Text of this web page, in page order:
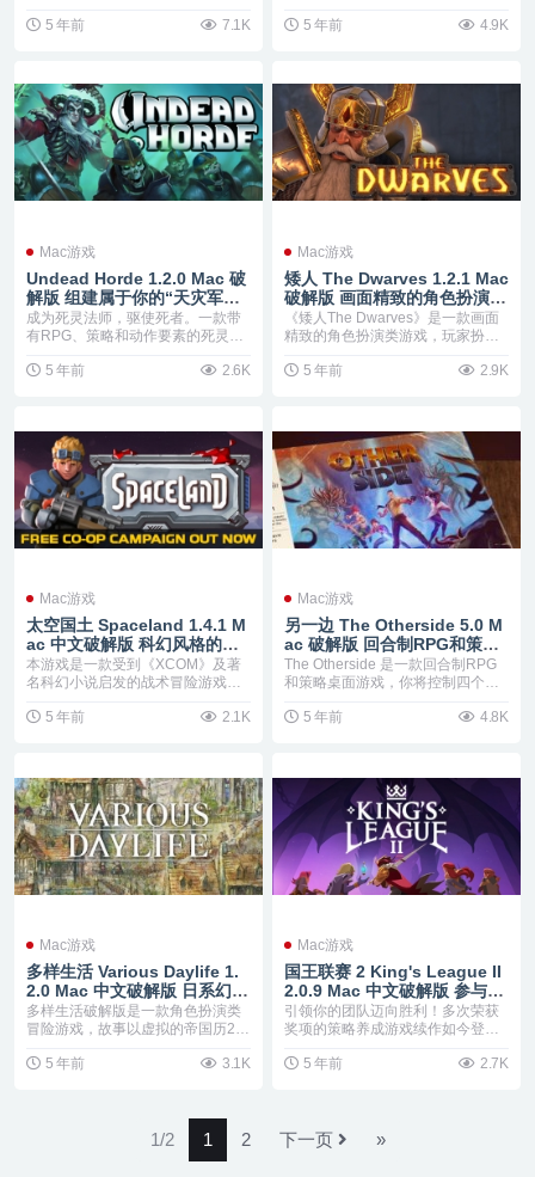
5 年前 7.1K
5 年前
4.9K
Mac游戏
Undead Horde 1.2.0 Mac 破
解版 组建属于你的“天灾军团”
吧
成为死灵法师，驱使死者。一款带
有RPG、策略和动作要素的死灵法
5 年前
2.6K
Mac游戏
矮人 The Dwarves 1.2.1 Mac
破解版 画面精致的角色扮演冒
险类游戏
《矮人The Dwarves》是一款画面
精致的角色扮演类游戏，玩家扮演
5 年前
2.9K
Mac游戏
太空国土 Spaceland 1.4.1 M
ac 中文破解版 科幻风格的回
合制策略战棋游戏
本游戏是一款受到《XCOM》及著
名科幻小说启发的战术冒险游戏。
5 年前
2.1K
Mac游戏
另一边 The Otherside 5.0 M
ac 破解版 回合制RPG和策略
桌面游戏
The Otherside 是一款回合制RPG
和策略桌面游戏，你将控制四个幸
5 年前
4.8K
Mac游戏
多样生活 Various Daylife 1.
2.0 Mac 中文破解版 日系幻想
角色扮演类冒险游戏
多样生活破解版是一款角色扮演类
冒险游戏，故事以虚拟的帝国历21
5 年前
3.1K
Mac游戏
国王联赛 2 King's League II
2.0.9 Mac 中文破解版 参与战
略机制的智慧与荣耀之战
引领你的团队迈向胜利！多次荣获
奖项的策略养成游戏续作如今登
5 年前
2.7K
1/2 1 2 下一页 »